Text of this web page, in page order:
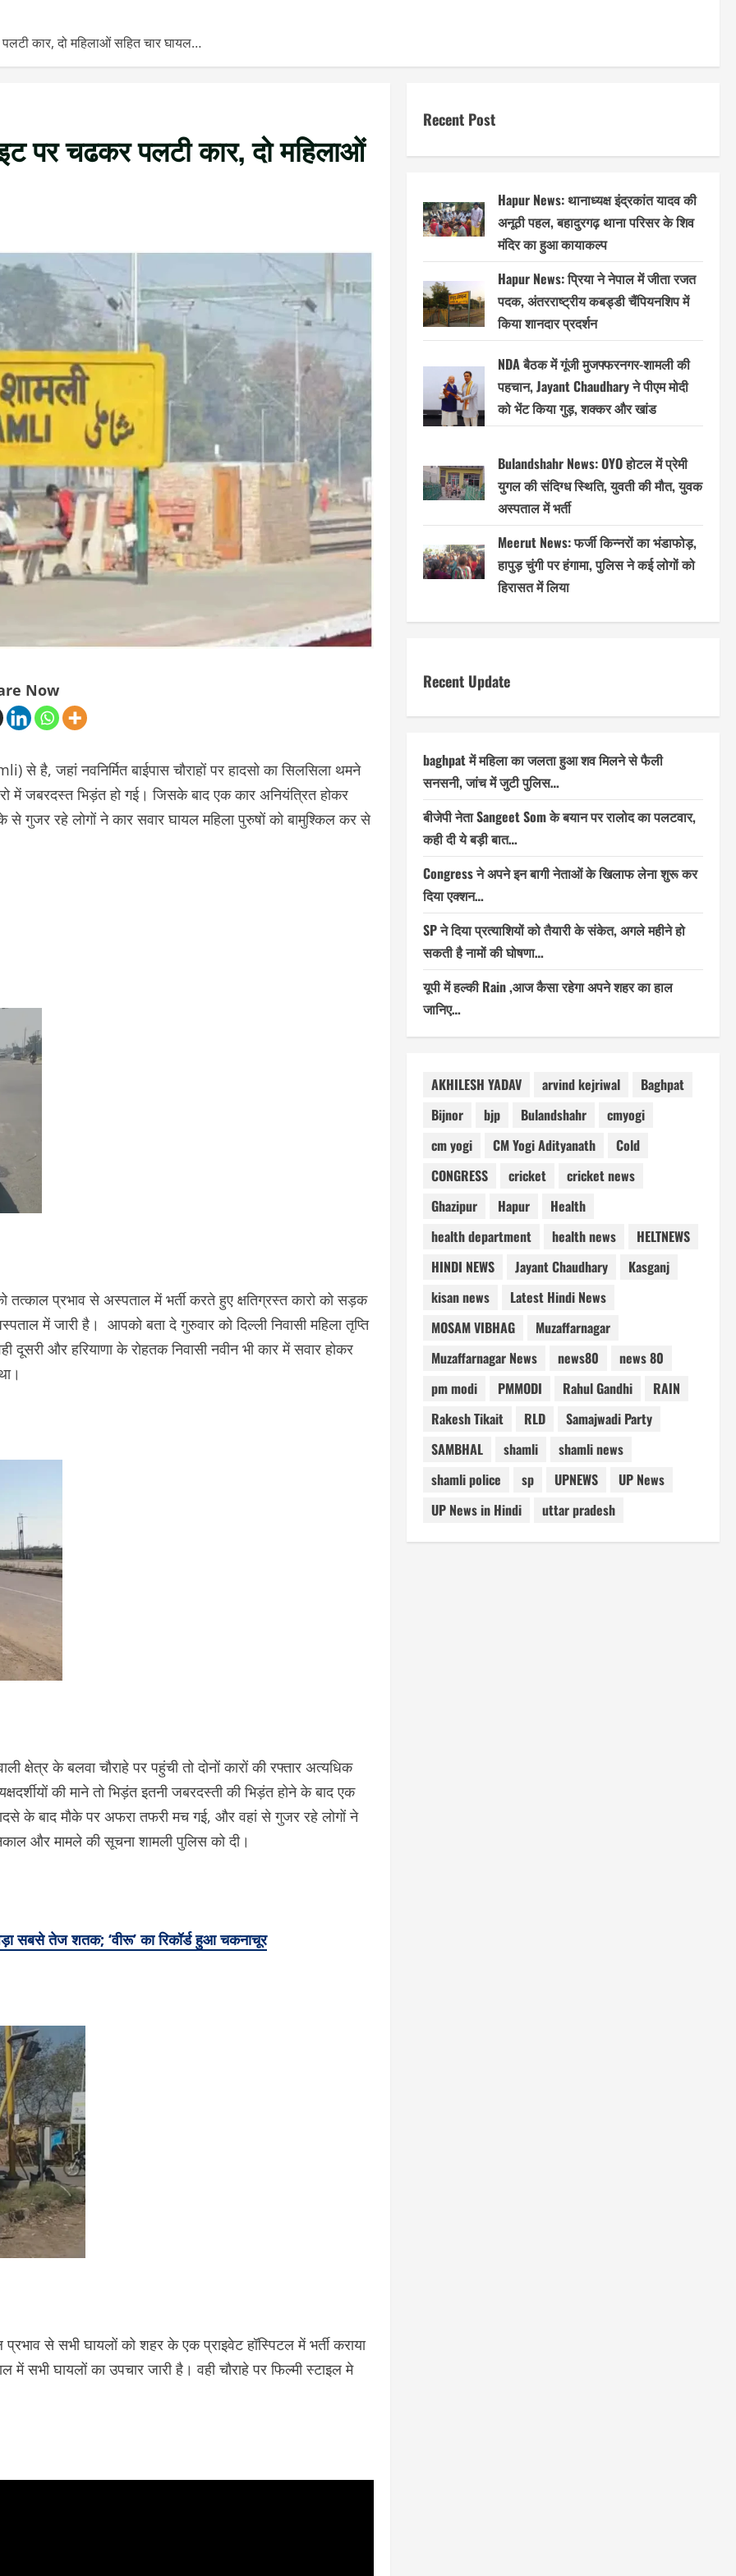
कार, दो महिलाओं सहित चार घायल…
पर चढकर पलटी कार, दो महिलाओं
Now
से है, जहां नवनिर्मित बाईपास चौराहों पर हादसो का सिलसिला थमने
में जबरदस्त भिड़ंत हो गई। जिसके बाद एक कार अनियंत्रित होकर
गुजर रहे लोगों ने कार सवार घायल महिला पुरुषों को बामुश्किल कर से
प्रभाव से अस्पताल में भर्ती करते हुए क्षतिग्रस्त कारो को सड़क
में जारी है। आपको बता दे गुरुवार को दिल्ली निवासी महिला तृप्ति
और हरियाणा के रोहतक निवासी नवीन भी कार में सवार होकर
क्षेत्र के बलवा चौराहे पर पहुंची तो दोनों कारों की रफ्तार अत्यधिक
की माने तो भिड़ंत इतनी जबरदस्ती की भिड़ंत होने के बाद एक
के बाद मौके पर अफरा तफरी मच गई, और वहां से गुजर रहे लोगों ने
और मामले की सूचना शामली पुलिस को दी।
सबसे तेज शतक; ‘वीरू’ का रिकॉर्ड हुआ चकनाचूर
से सभी घायलों को शहर के एक प्राइवेट हॉस्पिटल में भर्ती कराया
सभी घायलों का उपचार जारी है। वही चौराहे पर फिल्मी स्टाइल मे
Recent Post
Hapur News: थानाध्यक्ष इंद्रकांत यादव की
अनूठी पहल, बहादुरगढ़ थाना परिसर के शिव
मंदिर का हुआ कायाकल्प
Hapur News: प्रिया ने नेपाल में जीता रजत
पदक, अंतरराष्ट्रीय कबड्डी चैंपियनशिप में
किया शानदार प्रदर्शन
NDA बैठक में गूंजी मुजफ्फरनगर-शामली की
पहचान, Jayant Chaudhary ने पीएम मोदी
को भेंट किया गुड़, शक्कर और खांड
Bulandshahr News: OYO होटल में प्रेमी
युगल की संदिग्ध स्थिति, युवती की मौत, युवक
अस्पताल में भर्ती
Meerut News: फर्जी किन्नरों का भंडाफोड़,
हापुड़ चुंगी पर हंगामा, पुलिस ने कई लोगों को
हिरासत में लिया
Recent Update
baghpat में महिला का जलता हुआ शव मिलने से फैली
सनसनी, जांच में जुटी पुलिस…
बीजेपी नेता Sangeet Som के बयान पर रालोद का पलटवार,
कही दी ये बड़ी बात…
Congress ने अपने इन बागी नेताओं के खिलाफ लेना शुरू कर
दिया एक्शन…
SP ने दिया प्रत्याशियों को तैयारी के संकेत, अगले महीने हो
सकती है नामों की घोषणा…
यूपी में हल्की Rain ,आज कैसा रहेगा अपने शहर का हाल
जानिए…
AKHILESH YADAV arvind kejriwal
Baghpat
Bijnor
bjp Bulandshahr
cmyogi
cm yogi
CM Yogi Adityanath
Cold
CONGRESS
cricket
cricket news
Ghazipur
Hapur
Health
health department
health news
HELTNEWS
HINDI NEWS
Jayant Chaudhary
Kasganj
kisan news
Latest Hindi News
MOSAM VIBHAG
Muzaffarnagar
Muzaffarnagar News
news80
news 80
pm modi
PMMODI Rahul Gandhi
RAIN
Rakesh Tikait
RLD
Samajwadi Party
SAMBHAL
shamli
shamli news
shamli police
sp UPNEWS
UP News
UP News in Hindi
uttar pradesh